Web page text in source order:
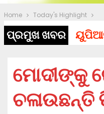
Home Today's Highlight
ପ୍ରମୁଖ ଖବର
ୟୁପିଆଇ
ମୋଦୀଙ୍କୁ
ଚଳାଉଛନ୍ତି